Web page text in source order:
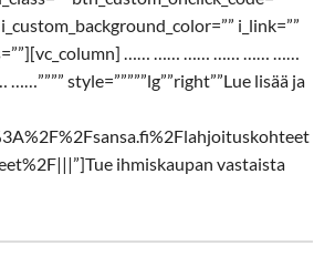
i_link=””
…… …… …… …… …… ……
style=”””””lg””right””Lue lisää ja
ihmiskaupan vastaista